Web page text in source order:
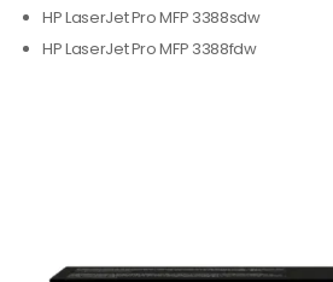
HP LaserJet Pro MFP 3388sdw
HP LaserJet Pro MFP 3388fdw